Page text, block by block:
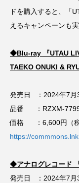
ドを購入すると、「
えるキャンペーンも
◆Blu-ray 『UTAU
TAEKO ONUKI &
発売日 ：2024年7月3
品番 ：RZXM-
価格 ：6,600円（税
https://
◆アナログレコード
発売日 ：2024年7月3